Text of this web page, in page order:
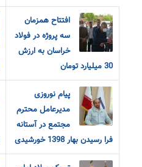
افتتاح همزمان
سه پروژه در فولاد
خراسان به ارزش
30 میلیارد تومان
پیام نوروزی
مدیرعامل محترم
مجتمع در آستانه
فرا رسیدن بهار 1398 خورشیدی